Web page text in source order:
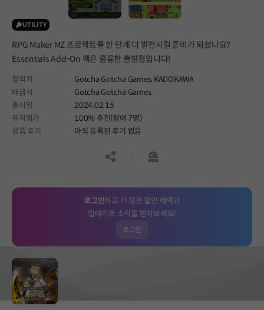
UTILITY
RPG Maker MZ 프로젝트를 한 단계 더 발전시킬 준비가 되셨나요?
Essentials Add-On 팩은 훌륭한 출발점입니다!
창작자
Gotcha Gotcha Games, KADOKAWA
배급사
Gotcha Gotcha Games
출시일
2024.02.15
유저평가
100% 추천(참여 7명)
상품 후기
아직 등록된 후기 없음
공유하기신고하기
로그인하고 더 많은 할인 혜택과
업데이트 소식을 받아보세요!
로그인